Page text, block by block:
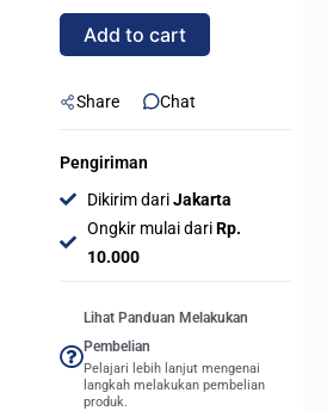
RMX1000
SHIFT
80+
-
FULLY
MODULAR
PCIe
Add to cart
Share Chat
Pengiriman
Dikirim dariJakarta
Ongkir mulai dariRp.
10.000
Lihat Panduan Melakukan
Pembelian
Pelajari lebih lanjut mengenai
langkah melakukan pembelian
produk.